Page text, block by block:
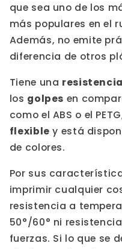
que sea uno de los
más populares en el
Además, no emite
diferencia de otros
Tiene una
los golpes en
como el ABS o el
flexible y está
de colores.
Por sus
imprimir cualquier
resistencia a
50°/60° ni
fuerzas. Si lo que se